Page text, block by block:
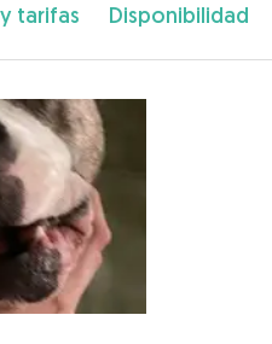
tarifas Disponibilidad